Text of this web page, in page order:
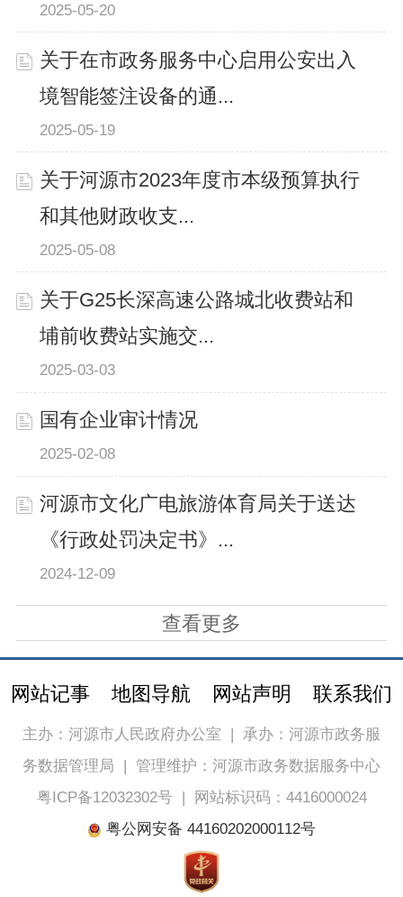
2025-05-20
关于在市政务服务中心启用公安出入
境智能签注设备的通...
2025-05-19
关于河源市2023年度市本级预算执行
和其他财政收支...
2025-05-08
关于G25长深高速公路城北收费站和
埔前收费站实施交...
2025-03-03
国有企业审计情况
2025-02-08
河源市文化广电旅游体育局关于送达
《行政处罚决定书》...
2024-12-09
查看更多
网站记事 地图导航 网站声明 联系我们
主办：河源市人民政府办公室
承办：河源市政务服
务数据管理局
管理维护：河源市政务数据服务中心
粤ICP备12032302号|
网站标识码：4416000024
粤公网安备 44160202000112号